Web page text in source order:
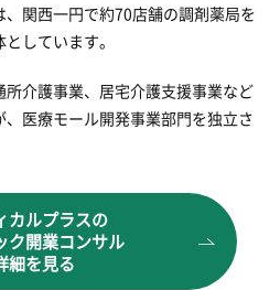
関西一円で約70店舗の調剤薬局を
しています。
介護事業、居宅介護支援事業など
医療モール開発事業部門を独立さ
カルプラスの
ク開業コンサル
細を見る